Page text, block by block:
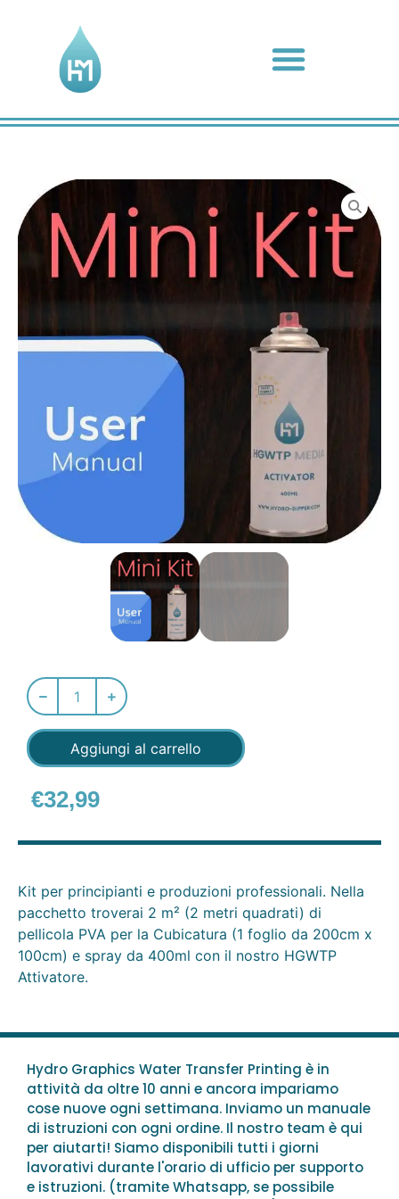
Aggiungi al carrello
€32,99
Kit per principianti e produzioni professionali. Nella
pacchetto troverai 2 m² (2 metri quadrati) di
pellicola PVA per la Cubicatura (1 foglio da 200cm x
100cm) e spray da 400ml con il nostro HGWTP
Attivatore.
Hydro Graphics Water Transfer Printing è in
attività da oltre 10 anni e ancora impariamo
cose nuove ogni settimana. Inviamo un manuale
di istruzioni con ogni ordine. Il nostro team è qui
per aiutarti! Siamo disponibili tutti i giorni
lavorativi durante l'orario di ufficio per supporto
e istruzioni. (tramite Whatsapp, se possibile